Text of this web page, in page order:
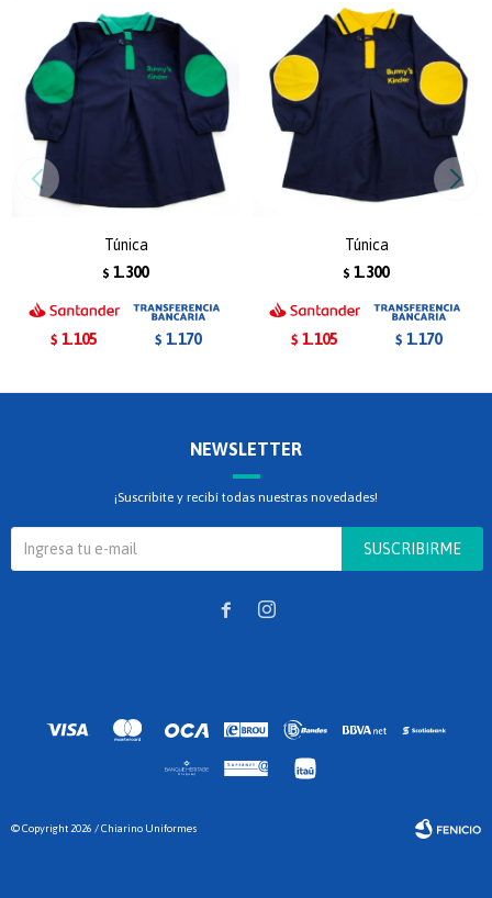
Túnica
$ 1.300
$ 1.105 $ 1.170
Túnica
$ 1.300
$ 1.105 $ 1.170
NEWSLETTER
¡Suscribite y recibí todas nuestras novedades!
SUSCRIBIRME
 
© Copyright 2026 / Chiarino Uniformes